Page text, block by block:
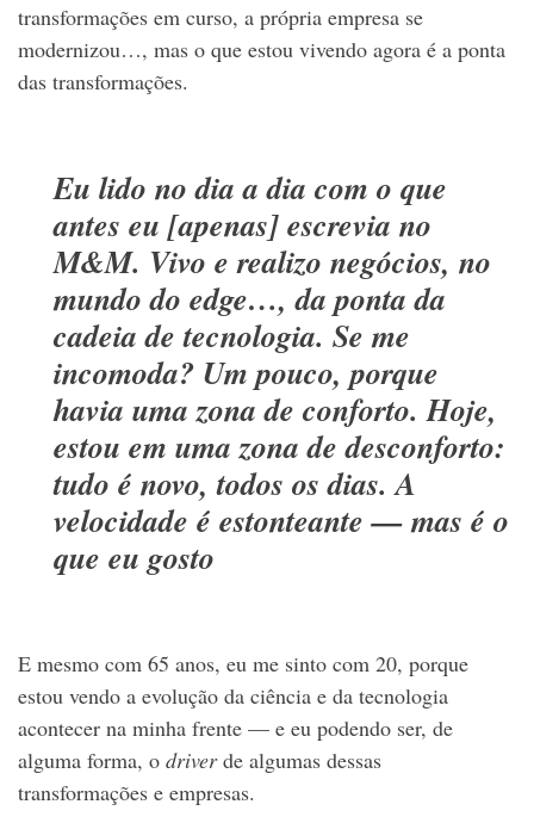
transformações em curso, a própria empresa se
modernizou…, mas o que estou vivendo agora é a ponta
das transformações.
Eu lido no dia a dia com o que
antes eu [apenas] escrevia no
M&M. Vivo e realizo negócios, no
mundo do edge…, da ponta da
cadeia de tecnologia. Se me
incomoda? Um pouco, porque
havia uma zona de conforto. Hoje,
estou em uma zona de desconforto:
tudo é novo, todos os dias. A
velocidade é estonteante — mas é o
que eu gosto
E mesmo com 65 anos, eu me sinto com 20, porque
estou vendo a evolução da ciência e da tecnologia
acontecer na minha frente — e eu podendo ser, de
alguma forma, o driverde algumas dessas
transformações e empresas.